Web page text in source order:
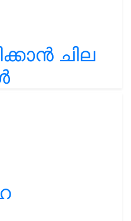
ചില